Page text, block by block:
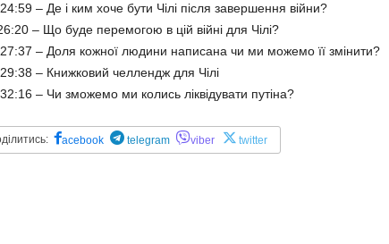
– Де і ким хоче бути Чілі після завершення війни?
– Що буде перемогою в цій війні для Чілі?
– Доля кожної людини написана чи ми можемо її змінити?
– Книжковий челлендж для Чілі
– Чи зможемо ми колись ліквідувати путіна?
acebook telegram viber twitter